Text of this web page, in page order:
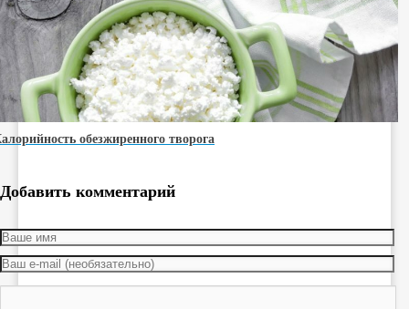
обезжиренного творога
Добавить комментарий